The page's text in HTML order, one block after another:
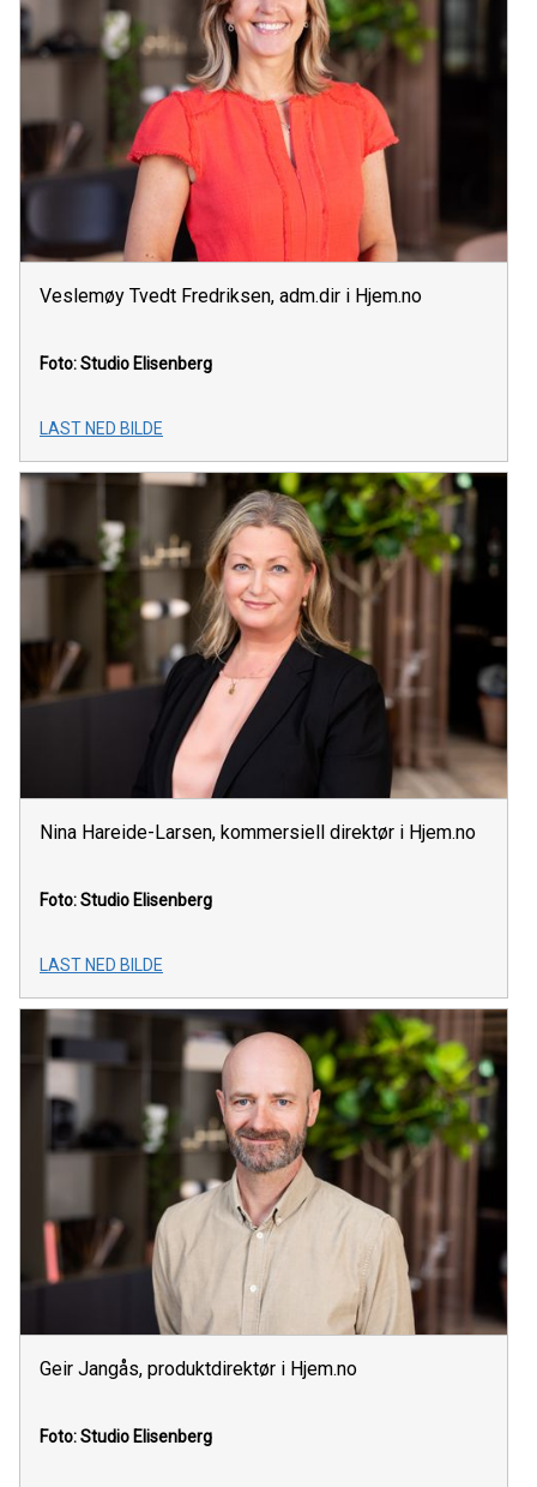
Veslemøy Tvedt Fredriksen, adm.dir i Hjem.no
Foto: Studio Elisenberg
LAST NED BILDE
Nina Hareide-Larsen, kommersiell direktør i Hjem.no
Foto: Studio Elisenberg
LAST NED BILDE
Geir Jangås, produktdirektør i Hjem.no
Foto: Studio Elisenberg